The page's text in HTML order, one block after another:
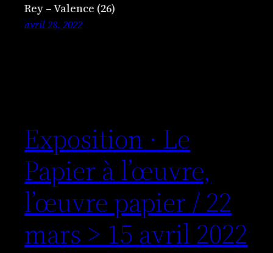
Rey – Valence (26)
avril 28, 2022
Exposition · Le
Papier à l’œuvre,
l’œuvre papier / 22
mars > 15 avril 2022